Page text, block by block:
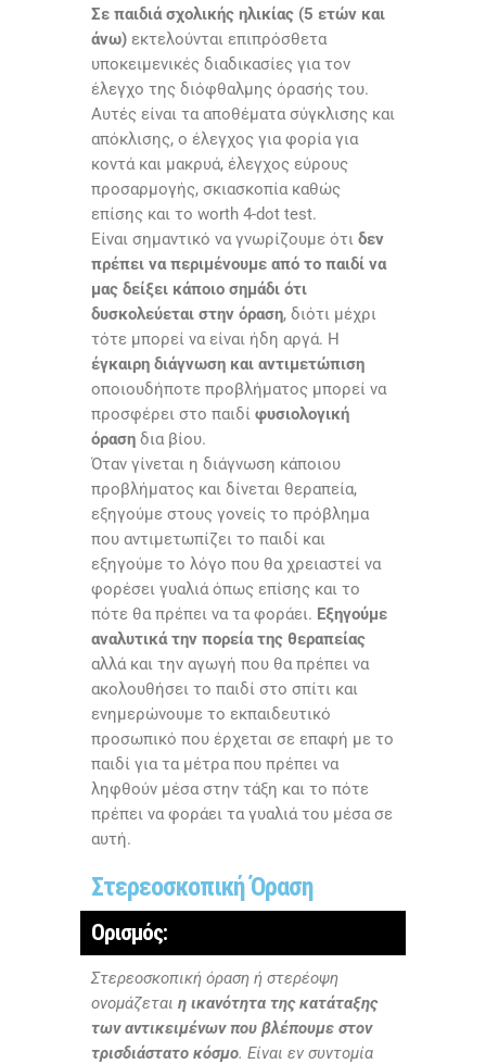
Σε παιδιά σχολικής ηλικίας (5 ετών και
άνω) εκτελούνται επιπρόσθετα
υποκειμενικές διαδικασίες για τον
έλεγχο της διόφθαλμης όρασής του.
Αυτές είναι τα αποθέματα σύγκλισης και
απόκλισης, ο έλεγχος για φορία για
κοντά και μακρυά, έλεγχος εύρους
προσαρμογής, σκιασκοπία καθώς
επίσης και το worth 4-dot test.
Είναι σημαντικό να γνωρίζουμε ότι δεν
πρέπει να περιμένουμε από το παιδί να
μας δείξει κάποιο σημάδι ότι
δυσκολεύεται στην όραση, διότι μέχρι
τότε μπορεί να είναι ήδη αργά. Η
έγκαιρη διάγνωση και αντιμετώπιση
οποιουδήποτε προβλήματος μπορεί να
προσφέρει στο παιδί φυσιολογική
όραση δια βίου.
Όταν γίνεται η διάγνωση κάποιου
προβλήματος και δίνεται θεραπεία,
εξηγούμε στους γονείς το πρόβλημα
που αντιμετωπίζει το παιδί και
εξηγούμε το λόγο που θα χρειαστεί να
φορέσει γυαλιά όπως επίσης και το
πότε θα πρέπει να τα φοράει. Εξηγούμε
αναλυτικά την πορεία της θεραπείας
αλλά και την αγωγή που θα πρέπει να
ακολουθήσει το παιδί στο σπίτι και
ενημερώνουμε το εκπαιδευτικό
προσωπικό που έρχεται σε επαφή με το
παιδί για τα μέτρα που πρέπει να
ληφθούν μέσα στην τάξη και το πότε
πρέπει να φοράει τα γυαλιά του μέσα σε
αυτή.
Στερεοσκοπική Όραση
Ορισμός:
Στερεοσκοπική όραση ή στερέοψη
ονομάζεται η ικανότητα της κατάταξης
των αντικειμένων που βλέπουμε στον
τρισδιάστατο κόσμο. Είναι εν συντομία